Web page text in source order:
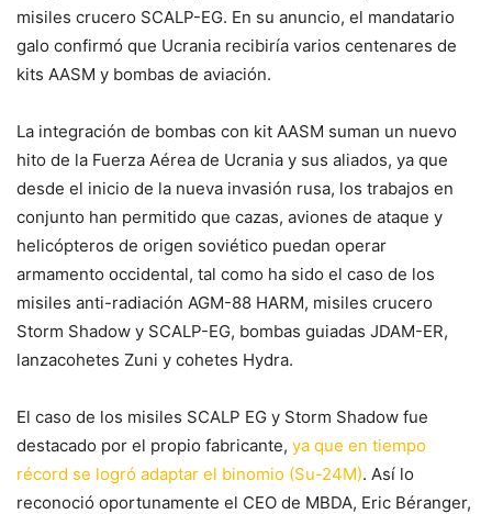
misiles crucero SCALP-EG. En su anuncio, el mandatario
galo confirmó que Ucrania recibiría varios centenares de
kits AASM y bombas de aviación.
La integración de bombas con kit AASM suman un nuevo
hito de la Fuerza Aérea de Ucrania y sus aliados, ya que
desde el inicio de la nueva invasión rusa, los trabajos en
conjunto han permitido que cazas, aviones de ataque y
helicópteros de origen soviético puedan operar
armamento occidental, tal como ha sido el caso de los
misiles anti-radiación AGM-88 HARM, misiles crucero
Storm Shadow y SCALP-EG, bombas guiadas JDAM-ER,
lanzacohetes Zuni y cohetes Hydra.
El caso de los misiles SCALP EG y Storm Shadow fue
destacado por el propio fabricante, ya que en tiempo
récord se logró adaptar el binomio (Su-24M). Así lo
reconoció oportunamente el CEO de MBDA, Eric Béranger,